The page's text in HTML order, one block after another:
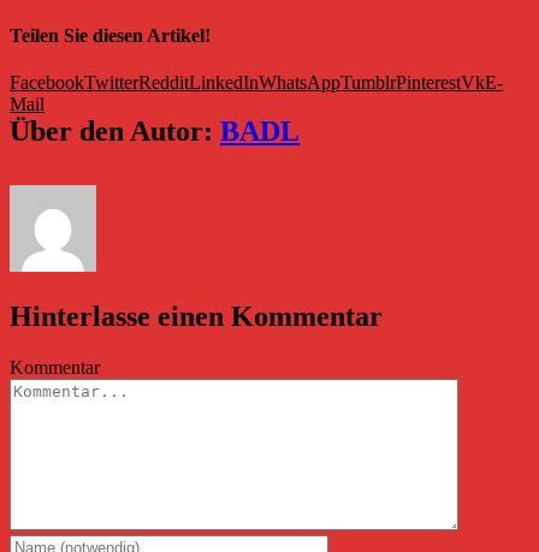
Teilen Sie diesen Artikel!
FacebookTwitterRedditLinkedInWhatsAppTumblrPinterestVkE-
Mail
Über den Autor: BADL
Hinterlasse einen Kommentar
Kommentar